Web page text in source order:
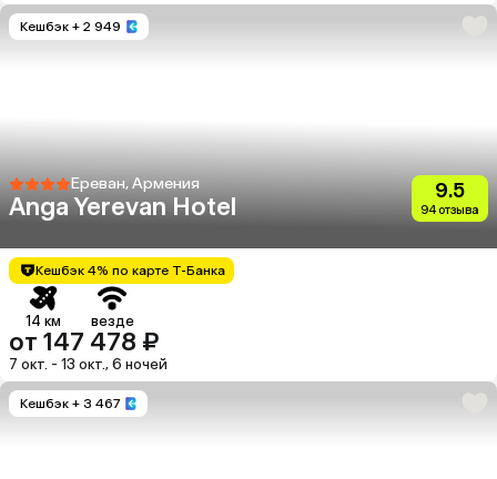
Кешбэк + 2 949
Ереван, Армения
Anga Yerevan Hotel
9.5
94 отзыва
Кешбэк 4% по карте Т-Банка
14 км везде
от 147 478 ₽
7 окт. - 13 окт., 6 ночей
Кешбэк + 3 467